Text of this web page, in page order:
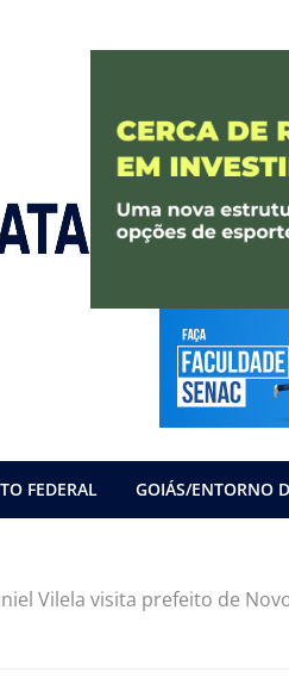
FEDERAL GOIÁS/ENTORNO
Vilela visita prefeito de